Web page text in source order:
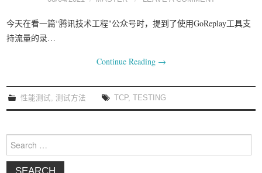
今天在看一篇“腾讯技术工程"公众号时，提到了使用GoReplay工具支
持流量的录…
Continue Reading →
性能测试,测试方法 TCP, TESTING
Search for: